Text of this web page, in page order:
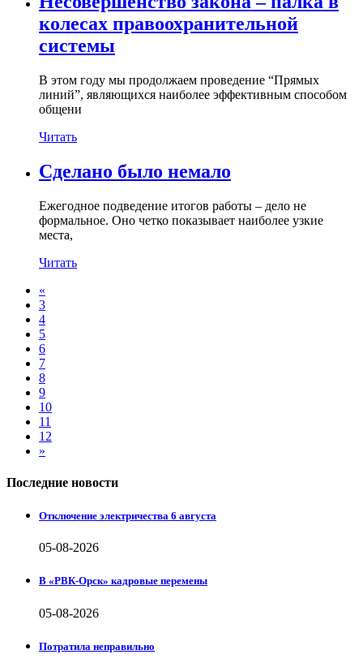
колесах правоохранительной
системы
В этом году мы продолжаем проведение “Прямых
линий”, являющихся наиболее эффективным способом
общени
Читать
Cделано было немало
Ежегодное подведение итогов работы – дело не
формальное. Оно четко показывает наиболее узкие
места,
Читать
«
3
4
5
6
7
8
9
10
11
12
»
Последние новости
Отключение электричества 6 августа
05-08-2026
В «РВК-Орск» кадровые перемены
05-08-2026
Потратила неправильно